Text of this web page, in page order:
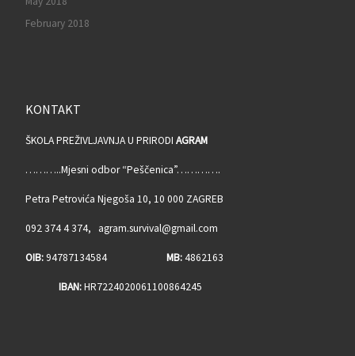
February 2018
KONTAKT
ŠKOLA PREŽIVLJAVNJA U PRIRODI AGRAM
………..Mjesni odbor “Peščenica”………….
Petra Petrovića Njegoša 10, 10 000 ZAGREB
092 374 4 374, agram.survival@gmail.com
OIB:94787134584 MB:4862163
IBAN:HR7224020061100864245